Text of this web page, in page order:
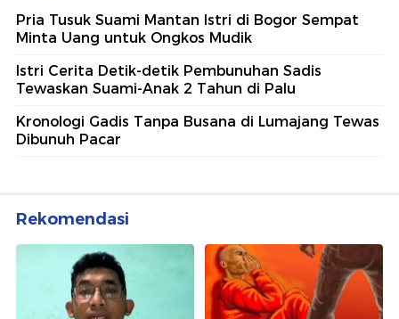
Pria Tusuk Suami Mantan Istri di Bogor Sempat
Minta Uang untuk Ongkos Mudik
Istri Cerita Detik-detik Pembunuhan Sadis
Tewaskan Suami-Anak 2 Tahun di Palu
Kronologi Gadis Tanpa Busana di Lumajang Tewas
Dibunuh Pacar
Rekomendasi